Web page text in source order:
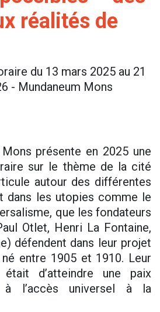
réalités de
du 13 mars 2025 au 21
- Mundaneum Mons
présente en 2025 une
sur le thème de la cité
autour des différentes
dans les utopies comme le
que les fondateurs
Otlet, Henri La Fontaine,
défendent dans leur projet
entre 1905 et 1910. Leur
d’atteindre une paix
à l’accès universel à la